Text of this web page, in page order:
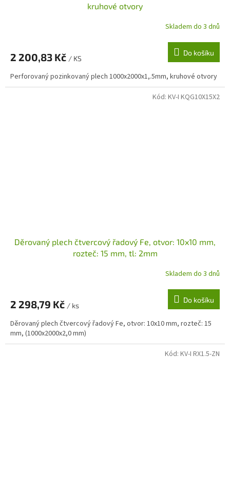
kruhové otvory
Skladem do 3 dnů
2 200,83 Kč / KS
Do košíku
Perforovaný pozinkovaný plech 1000x2000x1,.5mm, kruhové otvory
Děrovaný plech čtvercový řadový Fe, otvor: 10x10 mm,
rozteč: 15 mm, tl: 2mm
Skladem do 3 dnů
2 298,79 Kč / ks
Do košíku
Děrovaný plech čtvercový řadový Fe, otvor: 10x10 mm, rozteč: 15
mm, (1000x2000x2,0 mm)
Kód: KV-I KQG10X15X2
Kód: KV-I RX1.5-ZN